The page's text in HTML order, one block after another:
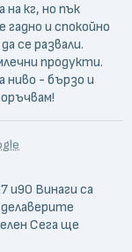
на кг, но пък
и спокойно
се развали.
продукти.
ниво - бързо и
и90 Винаги са
Сега ще